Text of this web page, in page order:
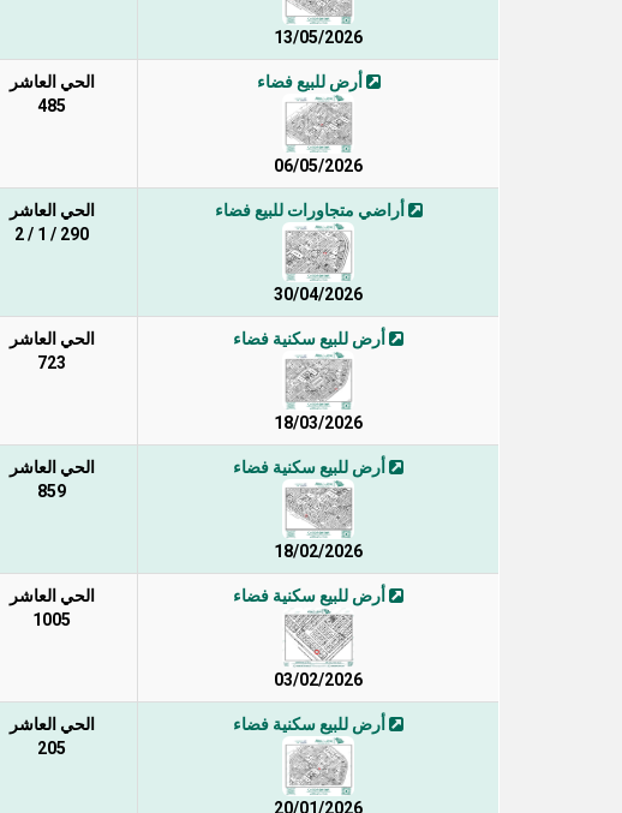
13/05/2026
أرض للبيع فضاء
06/05/2026
الحي العاشر
485
أراضي متجاورات للبيع فضاء
30/04/2026
الحي العاشر
290 / 1 / 2
أرض للبيع سكنية فضاء
18/03/2026
الحي العاشر
723
أرض للبيع سكنية فضاء
18/02/2026
الحي العاشر
859
أرض للبيع سكنية فضاء
03/02/2026
الحي العاشر
1005
أرض للبيع سكنية فضاء
20/01/2026
الحي العاشر
205